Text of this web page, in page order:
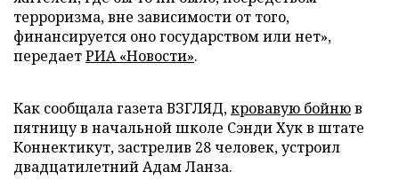
терроризма, вне зависимости от того,
финансируется оно государством или нет»,
передаетРИА «Новости».
Как сообщала газета ВЗГЛЯД,кровавую бойнюв
пятницу в начальной школе Сэнди Хук в штате
Коннектикут, застрелив 28 человек, устроил
двадцатилетний Адам Ланза.